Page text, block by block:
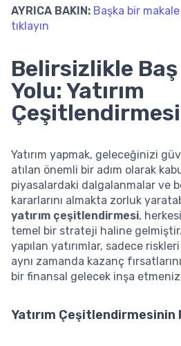
AYRICA BAKIN: Başka bir
tıklayın
Belirsizlikle
Yolu: Yatırım
Çeşitlendirmesi
Yatırım yapmak, geleceğinizi
atılan önemli bir adım olarak
piyasalardaki dalgalanmalar ve
kararlarını almakta zorluk
yatırım çeşitlendirmesi,
temel bir strateji haline gelmiştir.
yapılan yatırımlar, sadece
aynı zamanda kazanç
bir finansal gelecek inşa
Yatırım Çeşitlendirmesinin